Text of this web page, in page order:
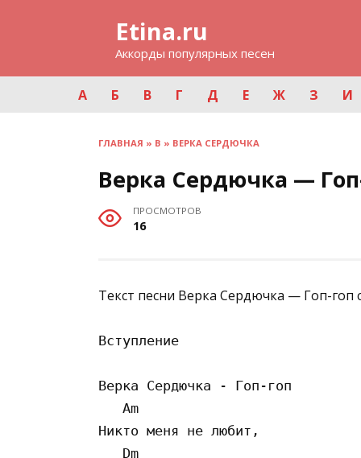
Etina.ru
Аккорды популярных песен
А Б В Г Д Е Ж З И
ГЛАВНАЯ » В » ВЕРКА СЕРДЮЧКА
Верка Сердючка —
ПРОСМОТРОВ
16
Текст песни Верка Сердючка — Гоп-гоп
Вступление
Верка Сердючка - Гоп-гоп
   Am
Никто меня не любит,
   Dm